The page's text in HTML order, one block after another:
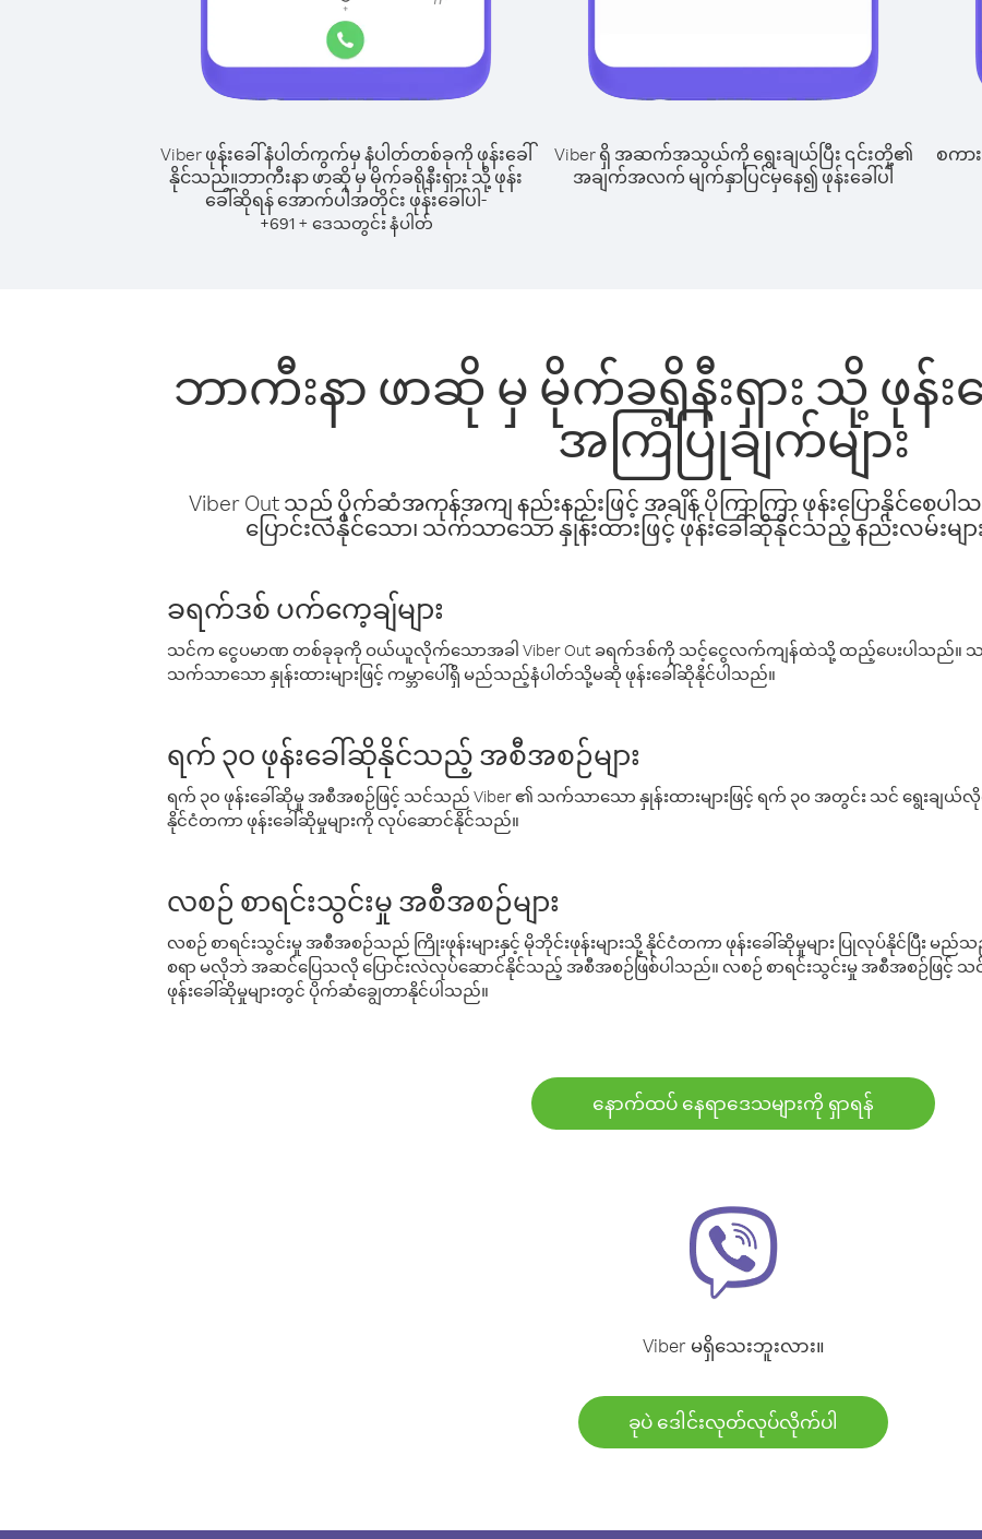
Viber ဖုန်းခေါ်နံပါတ်ကွက်မှ နံပါတ်တစ်ခုကို ဖုန်းခေါ်
နိုင်သည်။ဘာကီးနာ ဖာဆို မှ မိုက်ခရိုနီးရှား သို့ ဖုန်း
ခေါ်ဆိုရန် အောက်ပါအတိုင်း ဖုန်းခေါ်ပါ-
+691+ ဒေသတွင်း နံပါတ်
Viber ရှိ အဆက်အသွယ်ကို ရွေးချယ်ပြီး ၎င်းတို့၏
အချက်အလက် မျက်နှာပြင်မှနေ၍ ဖုန်းခေါ်ပါ
စကား
ဘာကီးနာ ဖာဆို မှ မိုက်ခရိုနီးရှား သို့ ဖုန်
အကြံပြုချက်များ
Viber Out သည် ပိုက်ဆံအကုန်အကျ နည်းနည်းဖြင့် အချိန် ပိုကြာကြာ ဖုန်းပြောနိုင်စ
ပြောင်းလဲနိုင်သော၊ သက်သာသော နှုန်းထားဖြင့် ဖုန်းခေါ်ဆိုနိုင်သည့် နည်းလမ်းမျ
ခရက်ဒစ် ပက်ကေ့ချ်များ
သင်က ငွေပမာဏ တစ်ခုခုကို ဝယ်ယူလိုက်သောအခါ Viber Out ခရက်ဒစ်ကို သင့်ငွေလက်ကျန်ထဲသို့ ထည့်ပေးပါသည်။
သက်သာသော နှုန်းထားများဖြင့် ကမ္ဘာပေါ်ရှိ မည်သည့်နံပါတ်သို့မဆို ဖုန်းခေါ်ဆိုနိုင်ပါသည်။
ရက် ၃၀ ဖုန်းခေါ်ဆိုနိုင်သည့် အစီအစဉ်များ
ရက် ၃၀ ဖုန်းခေါ်ဆိုမှု အစီအစဉ်ဖြင့် သင်သည် Viber ၏ သက်သာသော နှုန်းထားများဖြင့် ရက် ၃၀ အတွင်း သင် ရွေးခ
နိုင်ငံတကာ ဖုန်းခေါ်ဆိုမှုများကို လုပ်ဆောင်နိုင်သည်။
လစဉ် စာရင်းသွင်းမှု အစီအစဉ်များ
လစဉ် စာရင်းသွင်းမှု အစီအစဉ်သည် ကြိုးဖုန်းများနှင့် မိုဘိုင်းဖုန်းများသို့ နိုင်ငံတကာ ဖုန်းခေါ်ဆိုမှုများ ပြုလုပ်နိုင်ပြီ
စရာ မလိုဘဲ အဆင်ပြေသလို ပြောင်းလဲလုပ်ဆောင်နိုင်သည့် အစီအစဉ်ဖြစ်ပါသည်။ လစဉ် စာရင်းသွင်းမှု အစီအစဉ်ဖြင့် သ
ဖုန်းခေါ်ဆိုမှုများတွင် ပိုက်ဆံချွေတာနိုင်ပါသည်။
နောက်ထပ် နေရာဒေသများကို ရှာရန်
Viber မရှိသေးဘူးလား။
ခုပဲ ဒေါင်းလုတ်လုပ်လိုက်ပါ